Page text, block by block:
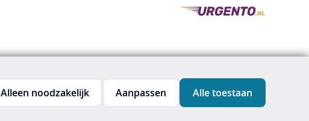
Alleen noodzakelijk Aanpassen Alle toestaan